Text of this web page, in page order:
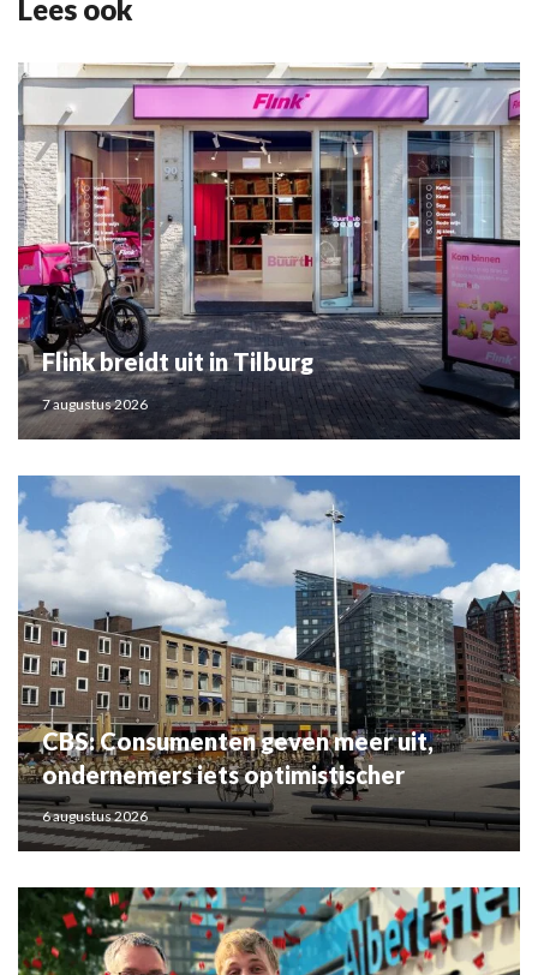
Lees ook
Flink breidt uit in Tilburg
7 augustus 2026
CBS: Consumenten geven meer uit,
ondernemers iets optimistischer
6 augustus 2026